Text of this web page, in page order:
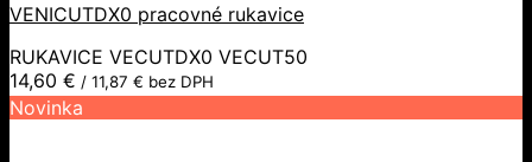
VENICUTDX0 pracovné rukavice
RUKAVICE VECUTDX0 VECUT50
14,60 € / 11,87 € bez DPH
Novinka